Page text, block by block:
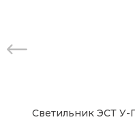
Светильник ЭСТ